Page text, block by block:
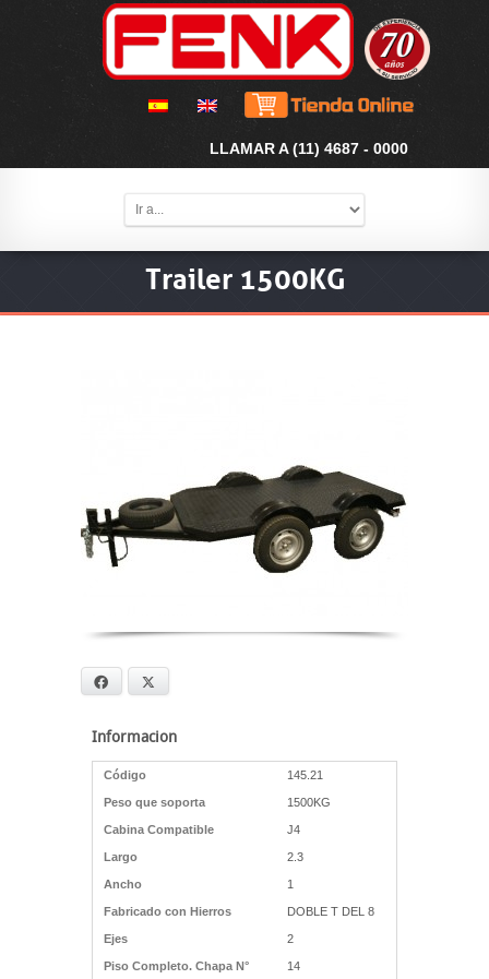
LLAMAR A (11) 4687 - 0000
Trailer 1500KG
Facebook
Informacion
Código 145.21
Peso que soporta 1500KG
Cabina Compatible J4
Largo 2.3
Ancho 1
Fabricado con Hierros DOBLE T DEL 8
Ejes 2
Piso Completo. Chapa N° 14